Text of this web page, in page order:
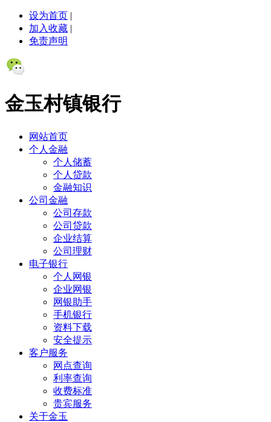
设为首页 |
加入收藏 |
免责声明
金玉村镇银行
网站首页
个人金融
个人储蓄
个人贷款
金融知识
公司金融
公司存款
公司贷款
企业结算
公司理财
电子银行
个人网银
企业网银
网银助手
手机银行
资料下载
安全提示
客户服务
网点查询
利率查询
收费标准
贵宾服务
关于金玉